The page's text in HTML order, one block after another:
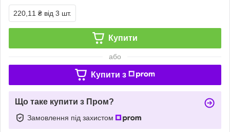
220,11 ₴ від 3 шт.
Купити
або
Купити з
Що таке купити з Пром?
Замовлення під захистом